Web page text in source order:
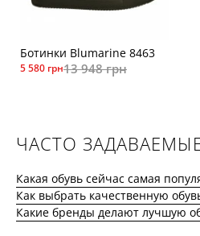
Ботинки Blumarine 8463
5 580 грн13 948 грн
ЧАСТО
Какая обувь сейчас самая
Как выбрать качественную
Какие бренды делают лучшую